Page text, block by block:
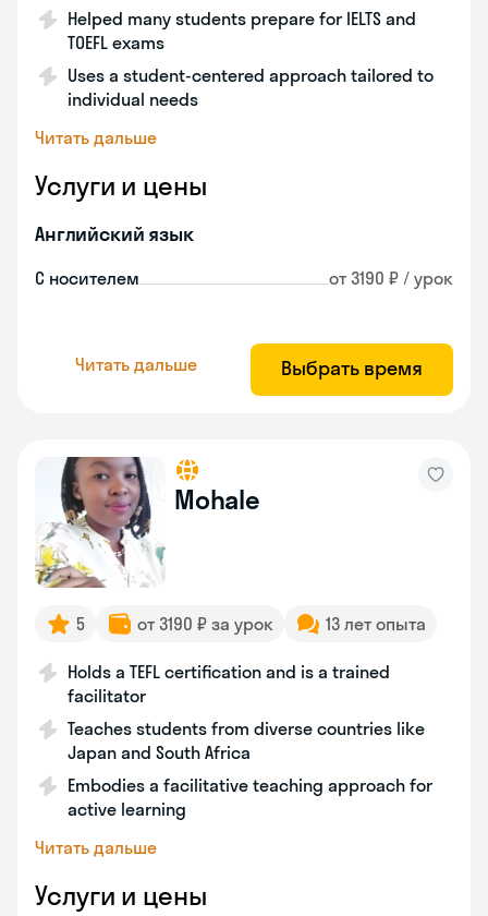
Helped many students prepare for IELTS and
TOEFL exams
Uses a student-centered approach tailored to
individual needs
Читать дальше
Услуги и цены
Английский язык
С носителем от 3190 ₽ / урок
Читать дальше Выбрать время
Mohale
5 от 3190 ₽ за урок 13 лет опыта
Holds a TEFL certification and is a trained
facilitator
Teaches students from diverse countries like
Japan and South Africa
Embodies a facilitative teaching approach for
active learning
Читать дальше
Услуги и цены